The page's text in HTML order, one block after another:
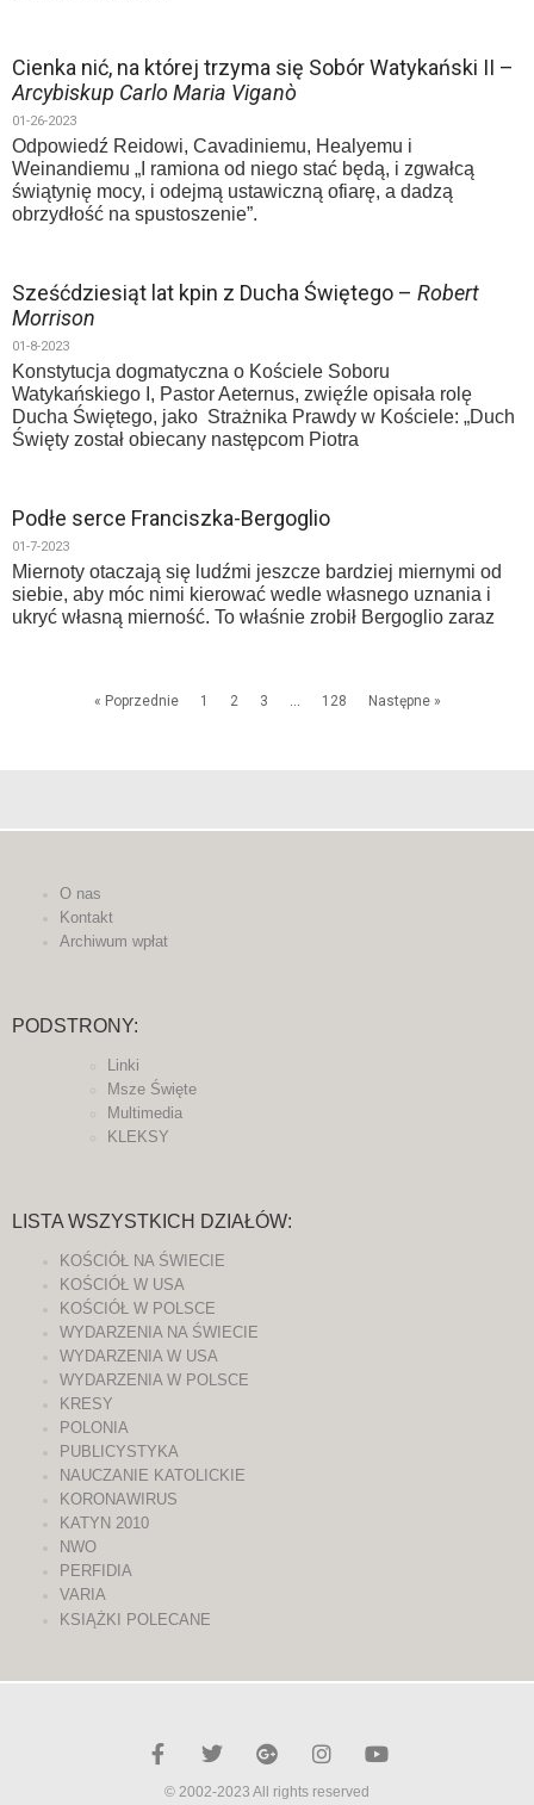
Cienka nić, na której trzyma się Sobór Watykański II –
Arcybiskup Carlo Maria Viganò
01-26-2023
Odpowiedź Reidowi, Cavadiniemu, Healyemu i
Weinandiemu „I ramiona od niego stać będą, i zgwałcą
świątynię mocy, i odejmą ustawiczną ofiarę, a dadzą
obrzydłość na spustoszenie”.
Sześćdziesiąt lat kpin z Ducha Świętego – Robert
Morrison
01-8-2023
Konstytucja dogmatyczna o Kościele Soboru
Watykańskiego I, Pastor Aeternus, zwięźle opisała rolę
Ducha Świętego, jako Strażnika Prawdy w Kościele: „Duch
Święty został obiecany następcom Piotra
Podłe serce Franciszka-Bergoglio
01-7-2023
Miernoty otaczają się ludźmi jeszcze bardziej miernymi od
siebie, aby móc nimi kierować wedle własnego uznania i
ukryć własną mierność. To właśnie zrobił Bergoglio zaraz
« Poprzednie 1 2 3 … 128 Następne »
O nas
Kontakt
Archiwum wpłat
PODSTRONY:
Linki
Msze Święte
Multimedia
KLEKSY
LISTA WSZYSTKICH DZIAŁÓW:
KOŚCIÓŁ NA ŚWIECIE
KOŚCIÓŁ W USA
KOŚCIÓŁ W POLSCE
WYDARZENIA NA ŚWIECIE
WYDARZENIA W USA
WYDARZENIA W POLSCE
KRESY
POLONIA
PUBLICYSTYKA
NAUCZANIE KATOLICKIE
KORONAWIRUS
KATYN 2010
NWO
PERFIDIA
VARIA
KSIĄŻKI POLECANE
© 2002-2023 All rights reserved